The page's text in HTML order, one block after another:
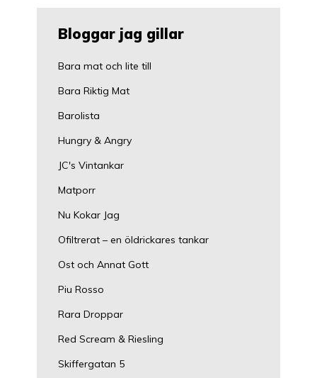
Bloggar jag gillar
Bara mat och lite till
Bara Riktig Mat
Barolista
Hungry & Angry
JC's Vintankar
Matporr
Nu Kokar Jag
Ofiltrerat – en öldrickares tankar
Ost och Annat Gott
Piu Rosso
Rara Droppar
Red Scream & Riesling
Skiffergatan 5